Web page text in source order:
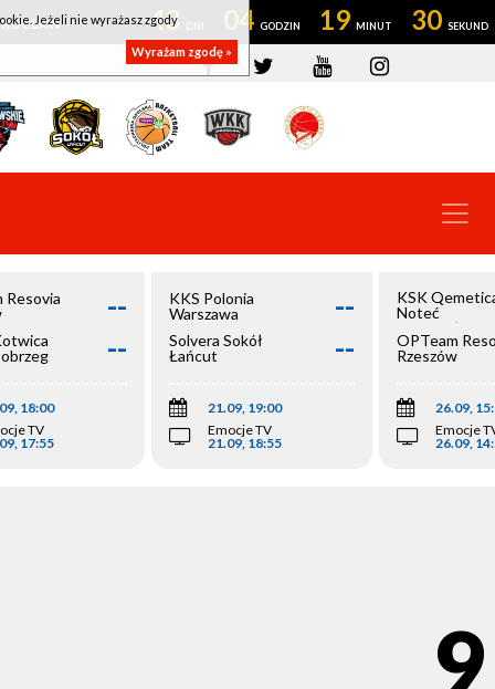
43 04 19 30
Resovia
--
--
18:00
TV
17:55
KKS Polonia
Warszawa
--
Solvera Sokół
Łańcut
--
21.09, 19:00
Emocje TV
21.09, 18:55
KSK
Noteć
Inowrocław
OPTeam
Rzeszów
26.09,
Emocje
26.09,
9
Jeżeli nie wyrażasz zgody
Wyrażam zgodę »